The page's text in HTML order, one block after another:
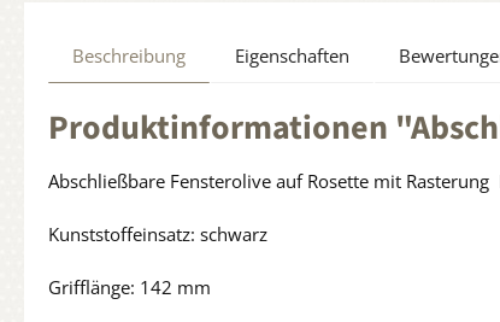
Beschreibung Eigenschaften
Produktinformationen
Abschließbare Fensterolive auf Rosette mit
Kunststoffeinsatz: schwarz
Grifflänge: 142 mm